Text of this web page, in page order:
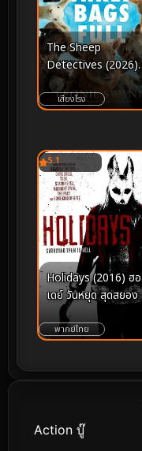
The Sheep
Detectives (2026)
แก๊งแกะรอย ยอดนักสืบ
เสียงโรง
5.1
Holidays (2016) ฮ
เดย์ วันหยุด สุดสยอง
พากย์ไทย
Action บู๊